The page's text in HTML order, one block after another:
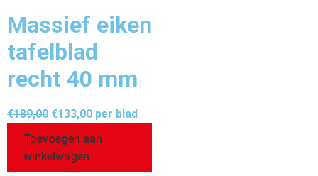
Massief eiken
tafelblad
recht 40 mm
€189,00 €133,00 per blad
Toevoegen aan
winkelwagen